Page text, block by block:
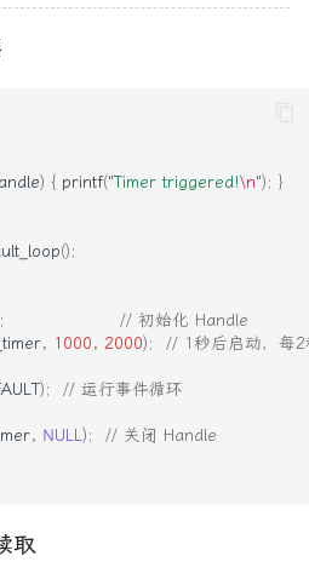
) { printf("Timer triggered!\n"); }
();
// 初始化 Handle
, 1000, 2000); // 1秒后启动，每2
); // 运行事件循环
, NULL );
// 关闭 Handle
取